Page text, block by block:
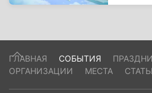
ГЛАВНАЯ СОБЫТИЯ
ОРГАНИЗАЦИИ
МЕСТА